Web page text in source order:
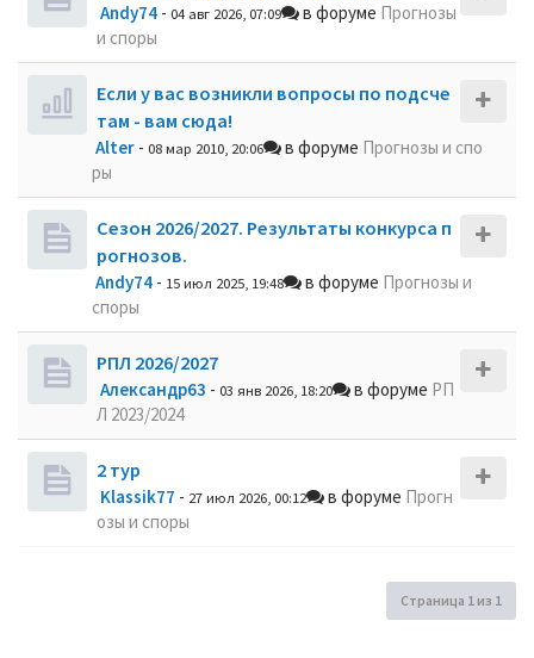
Andy74 - 04 авг 2026, 07:09 в форуме Прогнозы
и споры
Если у вас возникли вопросы по подсче
там - вам сюда!
Alter - 08 мар 2010, 20:06 в форуме Прогнозы и спо
ры
Сезон 2026/2027. Результаты конкурса п
рогнозов.
Andy74 - 15 июл 2025, 19:48 в форуме Прогнозы и
споры
РПЛ 2026/2027
Александр63 - 03 янв 2026, 18:20 в форуме РП
Л 2023/2024
2 тур
Klassik77 - 27 июл 2026, 00:12 в форуме Прогн
озы и споры
Страница 1из 1